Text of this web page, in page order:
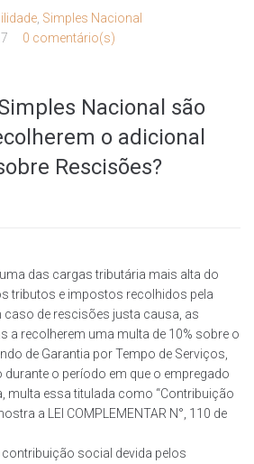
Simples Nacional
0 comentário(s)
Nacional são
o adicional
Rescisões?
das cargas tributária mais alta do
tributos e impostos recolhidos pela
caso de rescisões justa causa, as
a recolherem uma multa de 10% sobre o
de Garantia por Tempo de Serviços,
o período em que o empregado
multa essa titulada como “Contribuição
a LEI COMPLEMENTAR N°, 110 de
contribuição social devida pelos